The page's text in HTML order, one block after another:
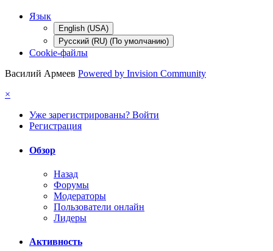
Язык
English (USA)
Русский (RU) (По умолчанию)
Cookie-файлы
Василий Армеев Powered by Invision Community
×
Уже зарегистрированы? Войти
Регистрация
Обзор
Назад
Форумы
Модераторы
Пользователи онлайн
Лидеры
Активность